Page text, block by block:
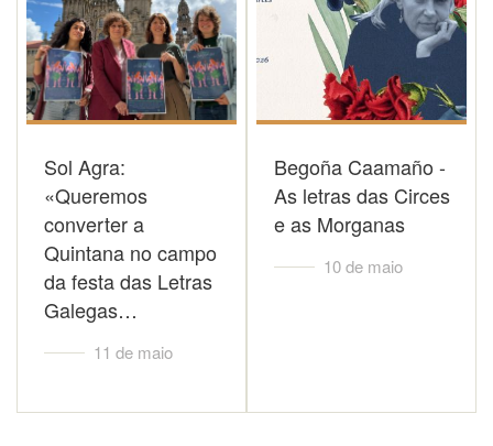
Sol Agra:
«Queremos
converter a
Quintana no campo
da festa das Letras
Galegas…
11 de maio
Begoña Caamaño -
As letras das Circes
e as Morganas
10 de maio